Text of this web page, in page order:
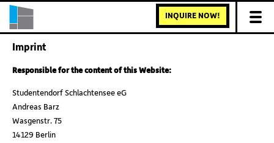
INQUIRE NOW!
Imprint
Responsible for the content of this Website:
Studentendorf Schlachtensee eG
Andreas Barz
Wasgenstr. 75
14129 Berlin